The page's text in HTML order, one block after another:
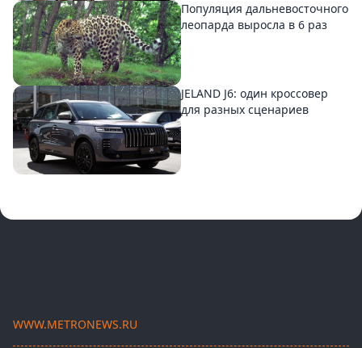
Популяция дальневосточного
леопарда выросла в 6 раз
JELAND J6: один кроссовер
для разных сценариев
WWW.METRONEWS.RU